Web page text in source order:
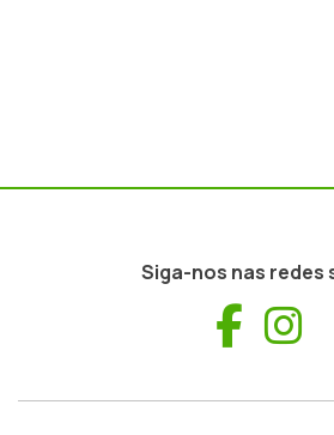
Siga-nos nas redes